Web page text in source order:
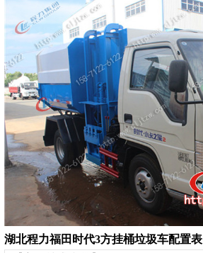
湖北程力福田时代3方挂桶垃圾车配置表